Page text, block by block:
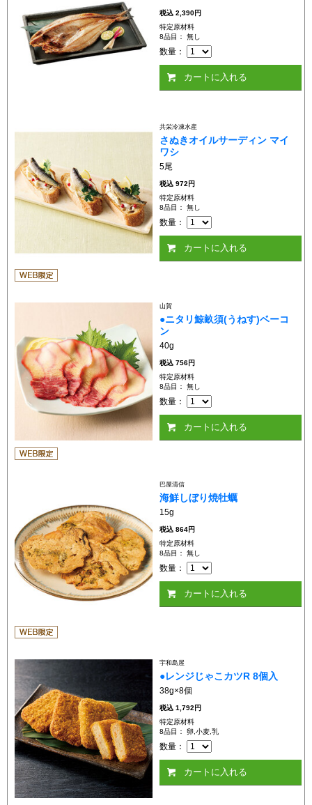
税込2,390円
特定原材料
8品目： 無し
数量：
カートに入れる
共栄冷凍水産
さぬきオイルサーディン マイ
ワシ
5尾
税込972円
特定原材料
8品目： 無し
数量：
カートに入れる
山賀
●ニタリ鯨畝須(うねす)ベーコ
ン
40g
税込756円
特定原材料
8品目： 無し
数量：
カートに入れる
巴屋清信
海鮮しぼり焼牡蠣
15g
税込864円
特定原材料
8品目： 無し
数量：
カートに入れる
宇和島屋
●レンジじゃこカツR 8個入
38g×8個
税込1,792円
特定原材料
8品目： 卵,小麦,乳
数量：
カートに入れる